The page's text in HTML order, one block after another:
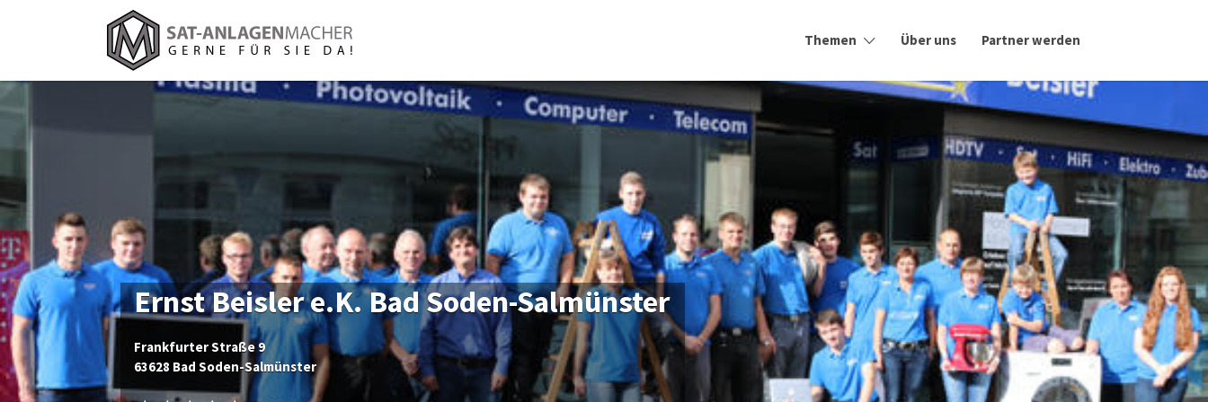
Themen Über uns Partner werden
Suchen
nach:
Ernst Beisler e.K. Bad Soden-Salmünster
Frankfurter Straße 9
63628 Bad Soden-Salmünster